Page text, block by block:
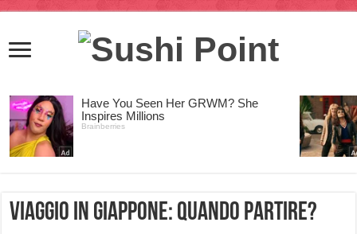
Viaggio in Giappone: quando partire?